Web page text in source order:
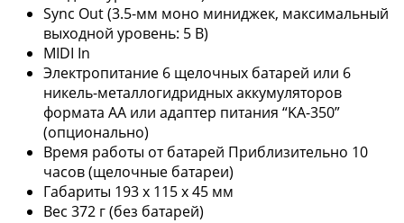
Sync Out (3.5-мм моно миниджек, максимальный
выходной уровень: 5 В)
MIDI In
Электропитание 6 щелочных батарей или 6
никель-металлогидридных аккумуляторов
формата AA или адаптер питания “KA-350”
(опционально)
Время работы от батарей Приблизительно 10
часов (щелочные батареи)
Габариты 193 х 115 х 45 мм
Вес 372 г (без батарей)